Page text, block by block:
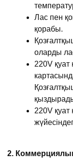
Лас пен
қорабы.
оларды
220V қуат
220V қуат
2.